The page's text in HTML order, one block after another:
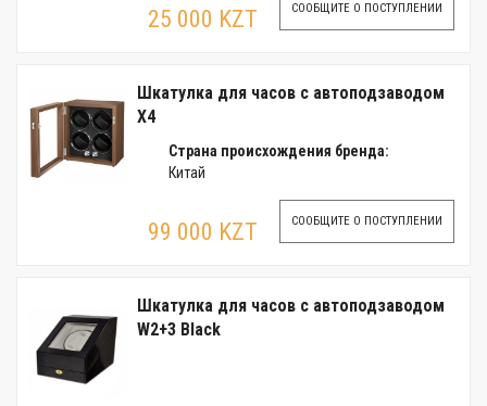
25 000 KZT СООБЩИТЕ О ПОСТУПЛЕНИИ
Шкатулка для часов с автоподзаводом
X4
Страна происхождения бренда:
Китай
99 000 KZT СООБЩИТЕ О ПОСТУПЛЕНИИ
Шкатулка для часов с автоподзаводом
W2+3 Black